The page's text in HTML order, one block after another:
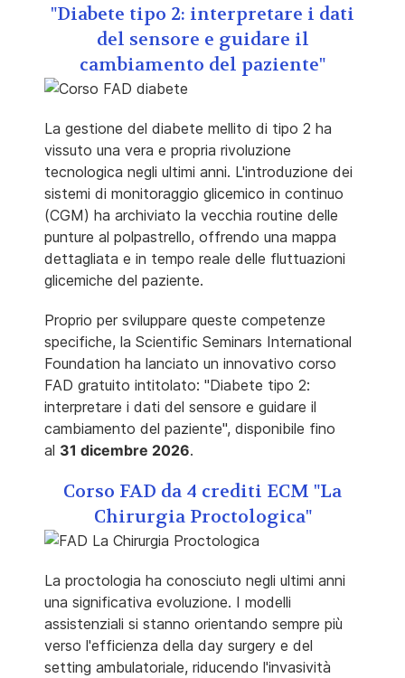
"Diabete tipo 2: interpretare i dati
del sensore e guidare il
cambiamento del paziente"
La gestione del diabete mellito di tipo 2 ha
vissuto una vera e propria rivoluzione
tecnologica negli ultimi anni. L'introduzione dei
sistemi di monitoraggio glicemico in continuo
(CGM) ha archiviato la vecchia routine delle
punture al polpastrello, offrendo una mappa
dettagliata e in tempo reale delle fluttuazioni
glicemiche del paziente.
Proprio per sviluppare queste competenze
specifiche, la Scientific Seminars International
Foundation ha lanciato un innovativo corso
FAD gratuito intitolato: "Diabete tipo 2:
interpretare i dati del sensore e guidare il
cambiamento del paziente", disponibile fino
al 31 dicembre 2026.
Corso FAD da 4 crediti ECM "La
Chirurgia Proctologica"
La proctologia ha conosciuto negli ultimi anni
una significativa evoluzione. I modelli
assistenziali si stanno orientando sempre più
verso l'efficienza della day surgery e del
setting ambulatoriale, riducendo l'invasività